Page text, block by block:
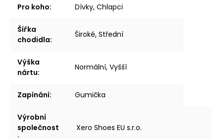
Pro koho: Dívky, Chlapci
Šířka
chodidla:
Široké, Střední
Výška
nártu:
Normální, Vyšší
Zapínání: Gumička
Výrobní
společnost
Xero Shoes EU s.r.o.